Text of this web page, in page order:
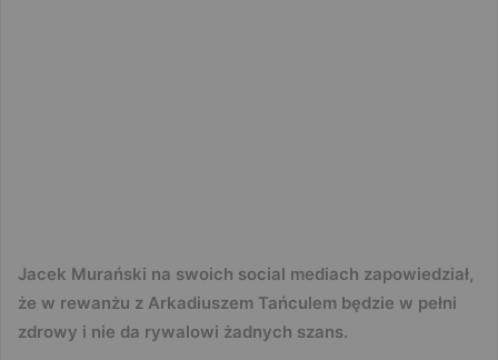
Jacek Murański na swoich social mediach zapowiedział,
że w rewanżu z Arkadiuszem Tańculem będzie w pełni
zdrowy i nie da rywalowi żadnych szans.